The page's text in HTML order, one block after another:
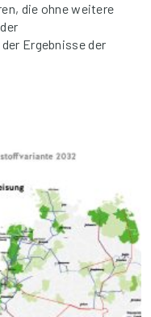
die ohne weitere
Ergebnisse der